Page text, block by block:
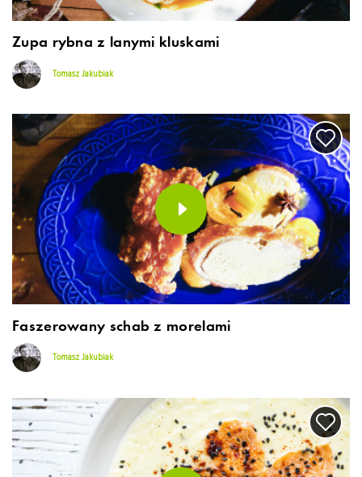
Zupa rybna z lanymi kluskami
Tomasz Jakubiak
Faszerowany schab z morelami
Tomasz Jakubiak